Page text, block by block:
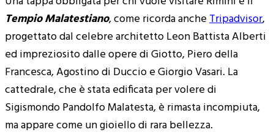
Tempio Malatestiano, come ricorda ancheTripadvisor,
progettato dal celebre architetto Leon Battista Alberti
ed impreziosito dalle opere di Giotto, Piero della
Francesca, Agostino di Duccio e Giorgio Vasari. La
cattedrale, che è stata edificata per volere di
Sigismondo Pandolfo Malatesta, è rimasta incompiuta,
ma appare come un gioiello di rara bellezza.